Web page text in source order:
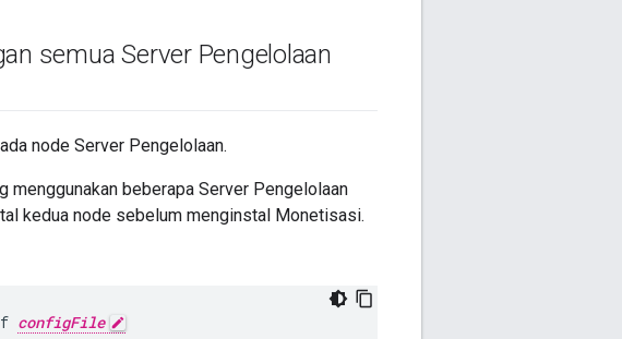
semua Server Pengelolaan
node Server Pengelolaan.
beberapa Server Pengelolaan
kedua node sebelum menginstal Monetisasi.
f configFile